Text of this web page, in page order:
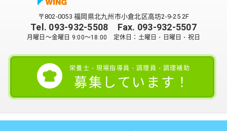
〒802-0053 福岡県北九州市小倉北区高坊2-9-25 2F
Tel. 093-932-5508 Fax. 093-932-5507
月曜日～金曜日 9:00～18:00 定休日：土曜日・日曜日・祝日
栄養士・現場指導員・調理員・調理補助
募集しています！